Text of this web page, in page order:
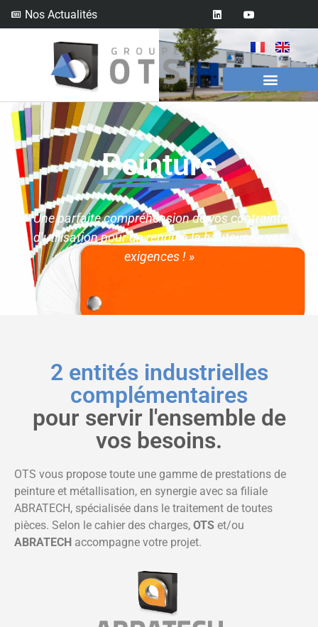
Nos Actualités
Peinture
« Une parfaitecompréhension de vos contraintes
d’utilisationpour un rendu à la hauteur de vos
exigences ! »
2 entités industrielles
complémentaires
pour servir l'ensemble de
vos besoins.
OTS vous propose toute une gamme de prestations de
peinture et métallisation, en synergie avec sa filiale
ABRATECH, spécialisée dans le traitement de toutes
pièces. Selon le cahier des charges, OTS et/ou
ABRATECH accompagne votre projet.